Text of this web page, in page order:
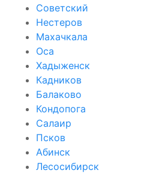
Советский
Нестеров
Махачкала
Оса
Хадыженск
Кадников
Балаково
Кондопога
Салаир
Псков
Абинск
Лесосибирск